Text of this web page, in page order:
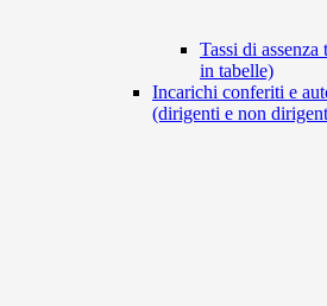
Tassi di
in tabelle)
Incarichi conferiti e
(dirigenti e non